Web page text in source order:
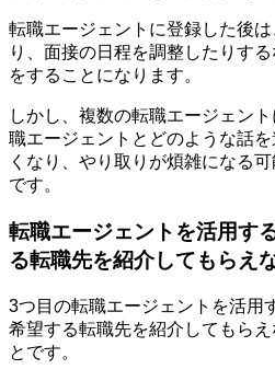
転職エージェントに登録した後
り、面接の日程を調整したりす
をすることになります。
しかし、複数の転職エージェン
職エージェントとどのような話
くなり、やり取りが煩雑になる
です。
転職エージェントを活用す
る転職先を紹介してもらえ
3つ目の転職エージェントを活用
希望する転職先を紹介してもら
とです。